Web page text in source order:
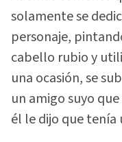
solamente se
personaje,
cabello rubio y
una ocasión, se
un amigo suyo
él le dijo que tenía